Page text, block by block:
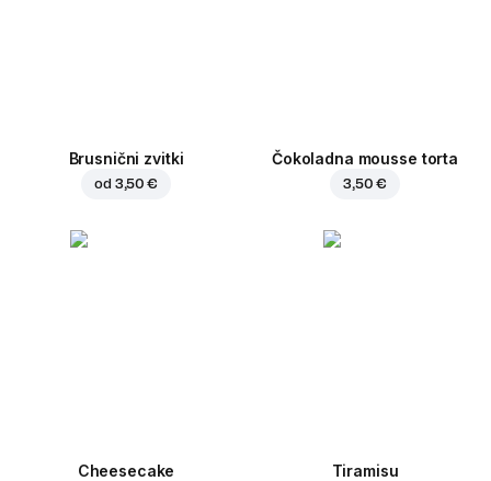
Brusnični zvitki
od 3,50 €
Čokoladna mousse torta
3,50 €
Cheesecake Tiramisu